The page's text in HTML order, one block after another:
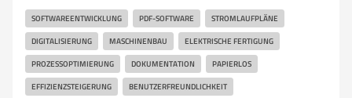
SOFTWAREENTWICKLUNG PDF-SOFTWARE STROMLAUFPLÄNE
DIGITALISIERUNG MASCHINENBAU ELEKTRISCHE FERTIGUNG
PROZESSOPTIMIERUNG DOKUMENTATION PAPIERLOS
EFFIZIENZSTEIGERUNG BENUTZERFREUNDLICHKEIT